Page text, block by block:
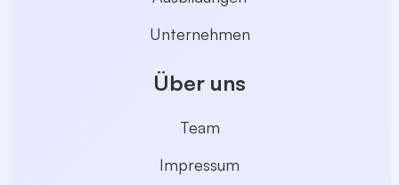
Unternehmen
Über uns
Team
Impressum